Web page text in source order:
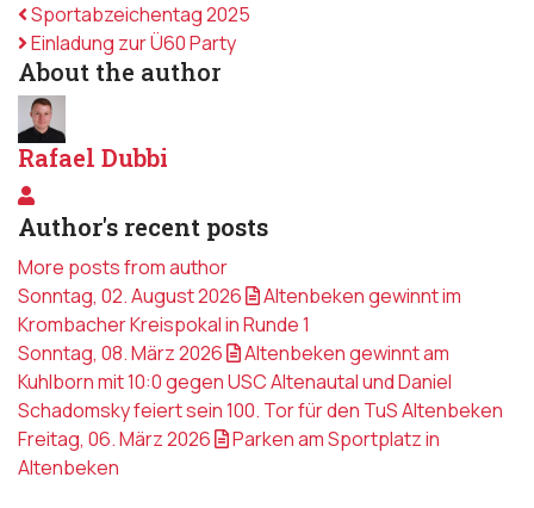
Sportabzeichentag 2025
Einladung zur Ü60 Party
About the author
Rafael Dubbi
Rafael Dubbi
Author's recent posts
More posts from author
Sonntag, 02. August 2026
Altenbeken gewinnt im
Krombacher Kreispokal in Runde 1
Sonntag, 08. März 2026
Altenbeken gewinnt am
Kuhlborn mit 10:0 gegen USC Altenautal und Daniel
Schadomsky feiert sein 100. Tor für den TuS Altenbeken
Freitag, 06. März 2026
Parken am Sportplatz in
Altenbeken